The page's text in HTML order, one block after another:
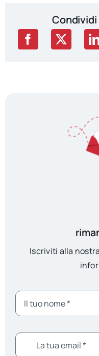
Condividi
Iscriviti alla